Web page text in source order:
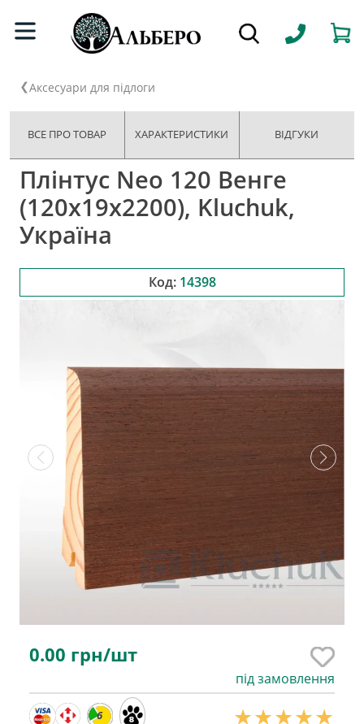
Аксесуари для підлоги
ВСЕ ПРО ТОВАР ХАРАКТЕРИСТИКИ ВІДГУКИ
Плінтус Neo 120 Венге
(120х19х2200), Kluchuk,
Україна
Код: 14398
0.00 грн/шт
під замовлення
6